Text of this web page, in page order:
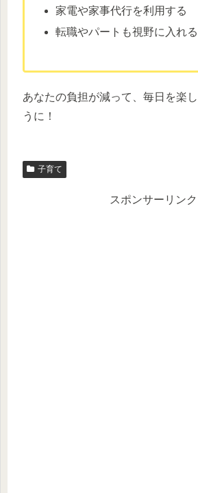
家電や家事代行を利用する
転職やパートも視野に入れる
あなたの負担が減って、毎日を楽
うに！
子育て
スポンサーリンク